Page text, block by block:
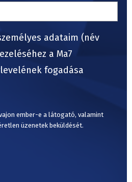
adataim (név
a Ma7
fogadása
ember-e a látogató, valamint
üzenetek beküldését.